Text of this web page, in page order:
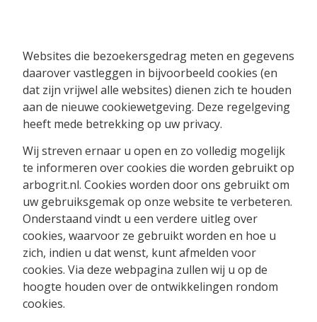
Websites die bezoekersgedrag meten en gegevens
daarover vastleggen in bijvoorbeeld cookies (en
dat zijn vrijwel alle websites) dienen zich te houden
aan de nieuwe cookiewetgeving. Deze regelgeving
heeft mede betrekking op uw privacy.
Wij streven ernaar u open en zo volledig mogelijk
te informeren over cookies die worden gebruikt op
arbogrit.nl. Cookies worden door ons gebruikt om
uw gebruiksgemak op onze website te verbeteren.
Onderstaand vindt u een verdere uitleg over
cookies, waarvoor ze gebruikt worden en hoe u
zich, indien u dat wenst, kunt afmelden voor
cookies. Via deze webpagina zullen wij u op de
hoogte houden over de ontwikkelingen rondom
cookies.